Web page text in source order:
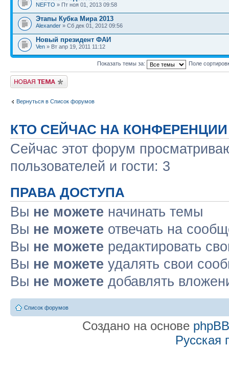
NEFTO » Пт ноя 01, 2013 09:58
Этапы Кубка Мира 2013
Alexander » Сб дек 01, 2012 09:56
Новый президент ФАИ
Ven » Вт апр 19, 2011 11:12
Показать темы за: Поле
Новая тема
Вернуться в Список форумов
КТО СЕЙЧАС НА КОНФЕРЕНЦИИ
Сейчас этот форум
пользователей и гости: 3
ПРАВА ДОСТУПА
Вы не можете начинать темы
Вы не можете отвечать на
Вы не можете редактировать
Вы не можете удалять свои
Вы не можете добавлять
Список форумов
Создано на основе phpBB
Русская